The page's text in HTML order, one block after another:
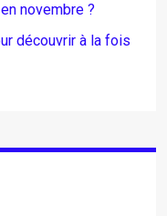
novembre ?
découvrir à la fois